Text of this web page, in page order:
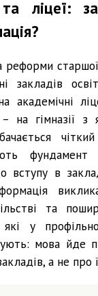
та ліцеї:
реформи
закладів
академічні
– на гімназії з
вступу в
та
у
мова йде
а не